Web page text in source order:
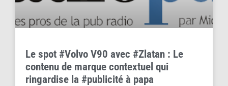
Le spot #Volvo V90 avec #Zlatan : Le
contenu de marque contextuel qui
ringardise la #publicité à papa